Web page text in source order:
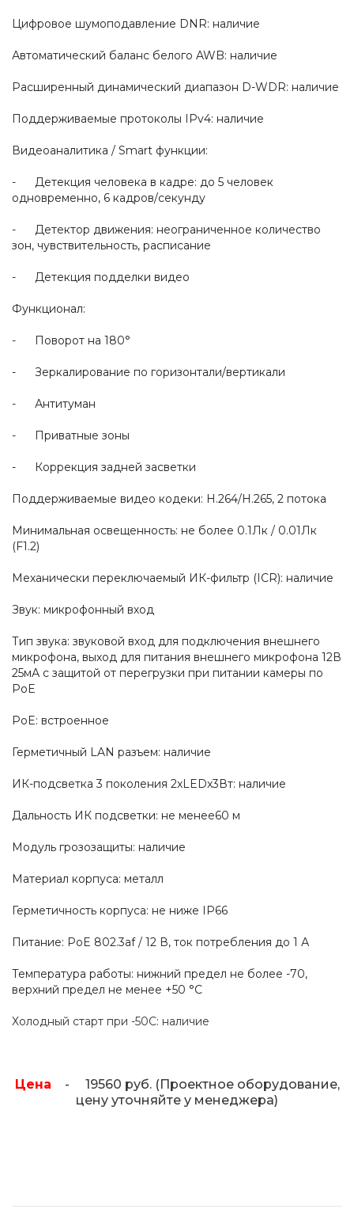
Цифровое шумоподавление DNR: наличие
Автоматический баланс белого AWB: наличие
Расширенный динамический диапазон D-WDR: наличие
Поддерживаемые протоколы IPv4: наличие
Видеоаналитика / Smart функции:
- Детекция человека в кадре: до 5 человек
одновременно, 6 кадров/секунду
- Детектор движения: неограниченное количество
зон, чувствительность, расписание
- Детекция подделки видео
Функционал:
- Поворот на 180°
- Зеркалирование по горизонтали/вертикали
- Антитуман
- Приватные зоны
- Коррекция задней засветки
Поддерживаемые видео кодеки: H.264/H.265, 2 потока
Минимальная освещенность: не более 0.1Лк / 0.01Лк
(F1.2)
Механически переключаемый ИК-фильтр (ICR): наличие
Звук: микрофонный вход
Тип звука: звуковой вход для подключения внешнего
микрофона, выход для питания внешнего микрофона 12В
25мА с защитой от перегрузки при питании камеры по
PoE
PoE: встроенное
Герметичный LAN разъем: наличие
ИК-подсветка 3 поколения 2xLEDx3Вт: наличие
Дальность ИК подсветки: не менее60 м
Модуль грозозащиты: наличие
Материал корпуса: металл
Герметичность корпуса: не ниже IP66
Питание: PoE 802.3af / 12 В, ток потребления до 1 А
Температура работы: нижний предел не более -70,
верхний предел не менее +50 °C
Холодный старт при -50С: наличие
Цена
- 19560 руб. (Проектное оборудование,
цену уточняйте у менеджера)